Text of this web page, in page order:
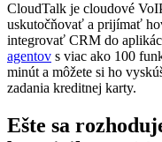
CloudTalk je cloudové
uskutočňovať a prijímať
integrovať CRM do
agentov s viac ako 100
minút a môžete si ho
zadania kreditnej karty.
Ešte sa